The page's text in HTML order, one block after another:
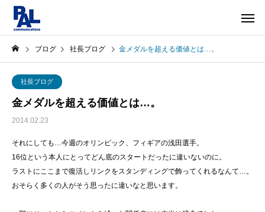
ブログ 社長ブログ 金メダルを超える価値とは…。
社長ブログ
金メダルを超える価値とは…。
2014.02.23
それにしても…今週のオリンピック、フィギアの浅田選手。
16位という本人にとってどん底のスタートだったに違いないのに。
ラストにここまで復活しリンクをスタンディングで飾ってくれるなんて…。
おそらく多くの人がそう思ったに違いなと思います。